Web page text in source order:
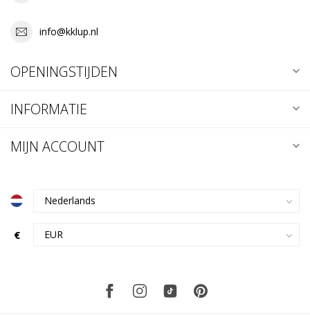
info@kklup.nl
OPENINGSTIJDEN
INFORMATIE
MIJN ACCOUNT
€